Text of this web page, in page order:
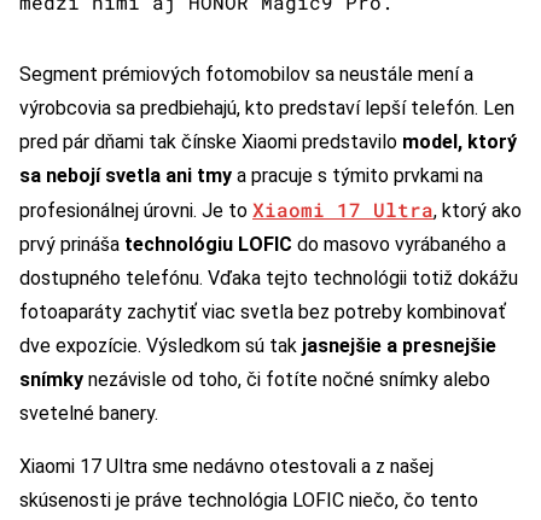
Segment prémiových fotomobilov sa neustále mení a
výrobcovia sa predbiehajú, kto predstaví lepší telefón. Len
pred pár dňami tak čínske Xiaomi predstavilo model, ktorý
sa nebojí svetla ani tmy a pracuje s týmito prvkami na
profesionálnej úrovni. Je to Xiaomi 17 Ultra, ktorý ako
prvý prináša technológiu LOFIC do masovo vyrábaného a
dostupného telefónu. Vďaka tejto technológii totiž dokážu
fotoaparáty zachytiť viac svetla bez potreby kombinovať
dve expozície. Výsledkom sú tak jasnejšie a presnejšie
snímky nezávisle od toho, či fotíte nočné snímky alebo
svetelné banery.
Xiaomi 17 Ultra sme nedávno otestovali a z našej
skúsenosti je práve technológia LOFIC niečo, čo tento